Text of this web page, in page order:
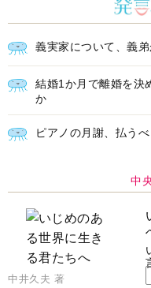
義実家について、義
結婚1か月で離婚を決
か
ピアノの月謝、払うべ
中
中井久夫 著